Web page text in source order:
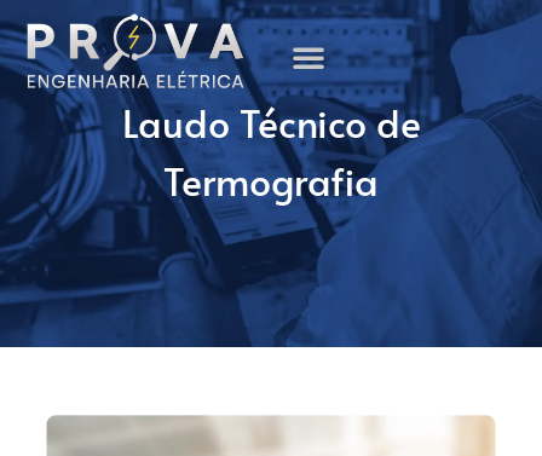
Laudo Técnico de
Termografia